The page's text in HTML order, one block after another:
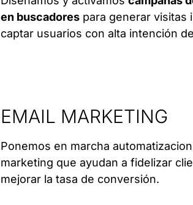
en buscadorespara generar visitas
captar usuarios con alta intención
EMAIL MARKETING
Ponemos en marcha
marketing que ayudan a fidelizar
mejorar la tasa de conversión.